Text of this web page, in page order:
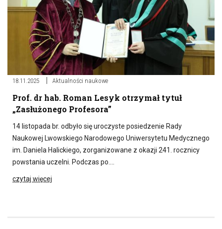
18.11.2025 Aktualności naukowe
Prof. dr hab. Roman Lesyk otrzymał tytuł
„Zasłużonego Profesora”
14 listopada br. odbyło się uroczyste posiedzenie Rady
Naukowej Lwowskiego Narodowego Uniwersytetu Medycznego
im. Daniela Halickiego, zorganizowane z okazji 241. rocznicy
powstania uczelni. Podczas po….
czytaj więcej